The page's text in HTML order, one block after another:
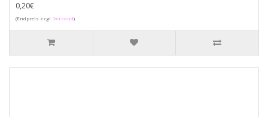
0,20€
(Endpreis zzgl.Versand)